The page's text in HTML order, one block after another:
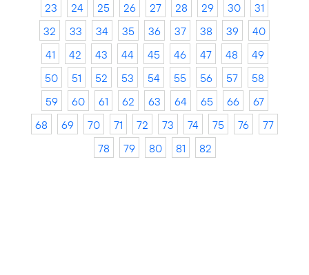
23
24 25 26 27 28 29 30
31
32
33 34 35 36 37 38 39
40
41
42 43 44 45 46 47 48
49
50
51 52 53 54 55 56 57
58
59
60 61 62 63 64 65 66
67
68
69 70 71 72 73 74 75 76
77
78
79 80 81 82